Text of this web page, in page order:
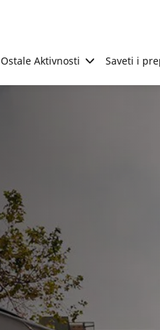
Ostale Aktivnosti Saveti i